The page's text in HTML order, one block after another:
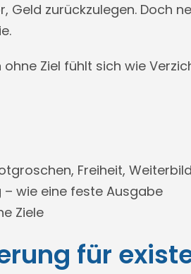
Geld zurückzulegen. Doch
ohne Ziel fühlt sich wie
Freiheit,
wie eine feste Ausgabe
Ziele
für